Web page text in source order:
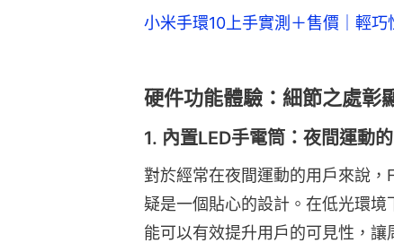
小米手環10上手實測＋售價｜輕
硬件功能體驗：細節之處彰
1. 內置LED手電筒：夜間運動
對於經常在夜間運動的用戶來說
疑是一個貼心的設計。在低光環
能可以有效提升用戶的可見性，